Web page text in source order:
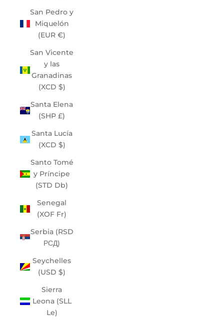
San Pedro y
Miquelón
(EUR €)
San Vicente
y las
Granadinas
(XCD $)
Santa Elena
(SHP £)
Santa Lucía
(XCD $)
Santo Tomé
y Príncipe
(STD Db)
Senegal
(XOF Fr)
Serbia (RSD
РСД)
Seychelles
(USD $)
Sierra
Leona (SLL
Le)